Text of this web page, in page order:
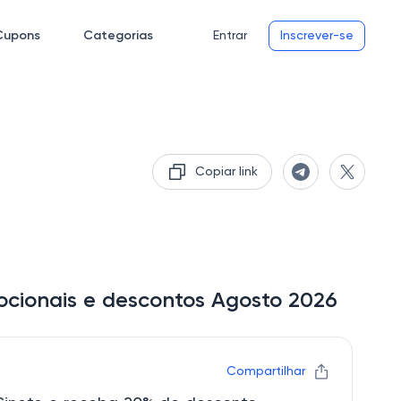
Categorias Entrar Inscrever-se
Copiar link
e descontos Agosto 2026
Compartilhar